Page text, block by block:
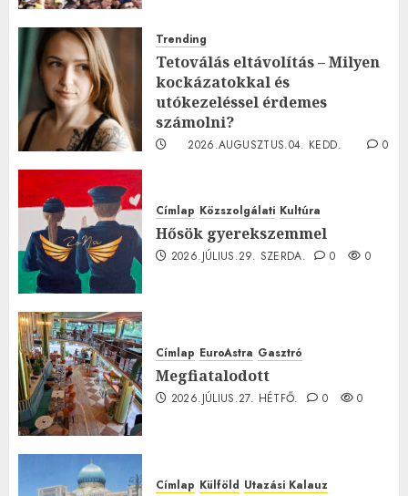
Trending
Tetoválás eltávolítás – Milyen
kockázatokkal és
utókezeléssel érdemes
számolni?
2026.AUGUSZTUS.04. KEDD.
0
Címlap Közszolgálati Kultúra
Hősök gyerekszemmel
2026.JÚLIUS.29. SZERDA. 0 0
Címlap EuroAstra Gasztró
Megfiatalodott
2026.JÚLIUS.27. HÉTFŐ. 0 0
Címlap Külföld Utazási Kalauz